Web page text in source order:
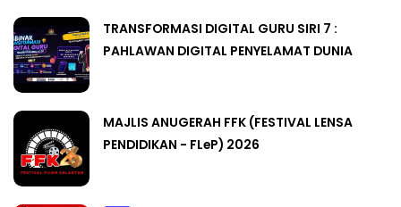
TRANSFORMASI DIGITAL GURU SIRI 7 :
PAHLAWAN DIGITAL PENYELAMAT DUNIA
MAJLIS ANUGERAH FFK (FESTIVAL LENSA
PENDIDIKAN - FLeP) 2026